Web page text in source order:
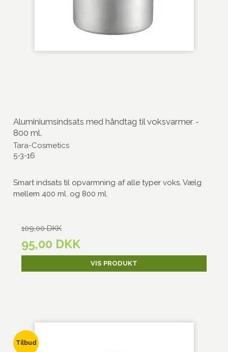
Aluminiumsindsats med håndtag til voksvarmer -
800 ml.
Tara-Cosmetics
5-3-16
Smart indsats til opvarmning af alle typer voks. Vælg
mellem 400 ml. og 800 ml.
109,00 DKK
95,00 DKK
VIS PRODUKT
Tilbud